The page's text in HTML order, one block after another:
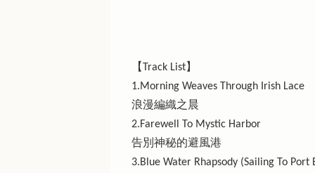
【Track List】
1.Morning Weaves Through Irish Lace
浪漫編織之晨
2.Farewell To Mystic Harbor
告別神秘的避風港
3.Blue Water Rhapsody (Sailing To Port